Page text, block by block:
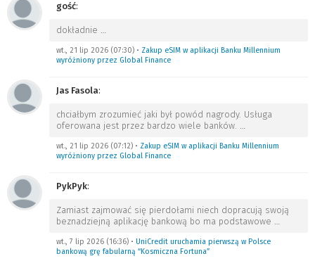
gość:
dokładnie …
wt., 21 lip 2026 (07:30) • Zakup eSIM w aplikacji Banku Millennium
wyróżniony przez Global Finance
Jas Fasola:
chciałbym zrozumieć jaki był powód nagrody. Usługa
oferowana jest przez bardzo wiele banków. …
wt., 21 lip 2026 (07:12) • Zakup eSIM w aplikacji Banku Millennium
wyróżniony przez Global Finance
PykPyk:
Zamiast zajmować się pierdołami niech dopracują swoją
beznadziejną aplikację bankową bo ma podstawowe …
wt., 7 lip 2026 (16:36) • UniCredit uruchamia pierwszą w Polsce
bankową grę fabularną “Kosmiczna Fortuna”